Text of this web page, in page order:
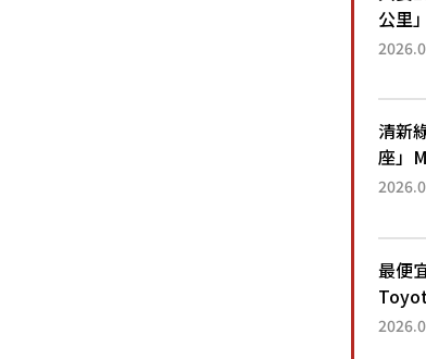
公里
圓的
為何
清新
座」
用全
還推
人座
最便
注！